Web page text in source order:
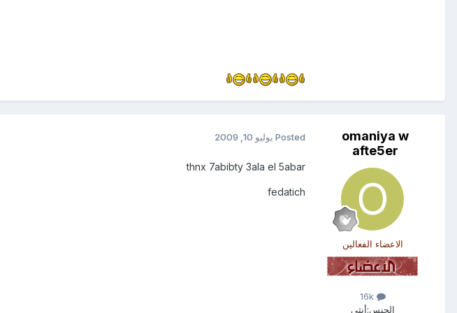
omaniya w
afte5er
الاعضاء الفعالين
16k
الجنس:أنثى
Posted يوليو 10, 2009
thnx 7abibty 3ala el 5abar
fedatich